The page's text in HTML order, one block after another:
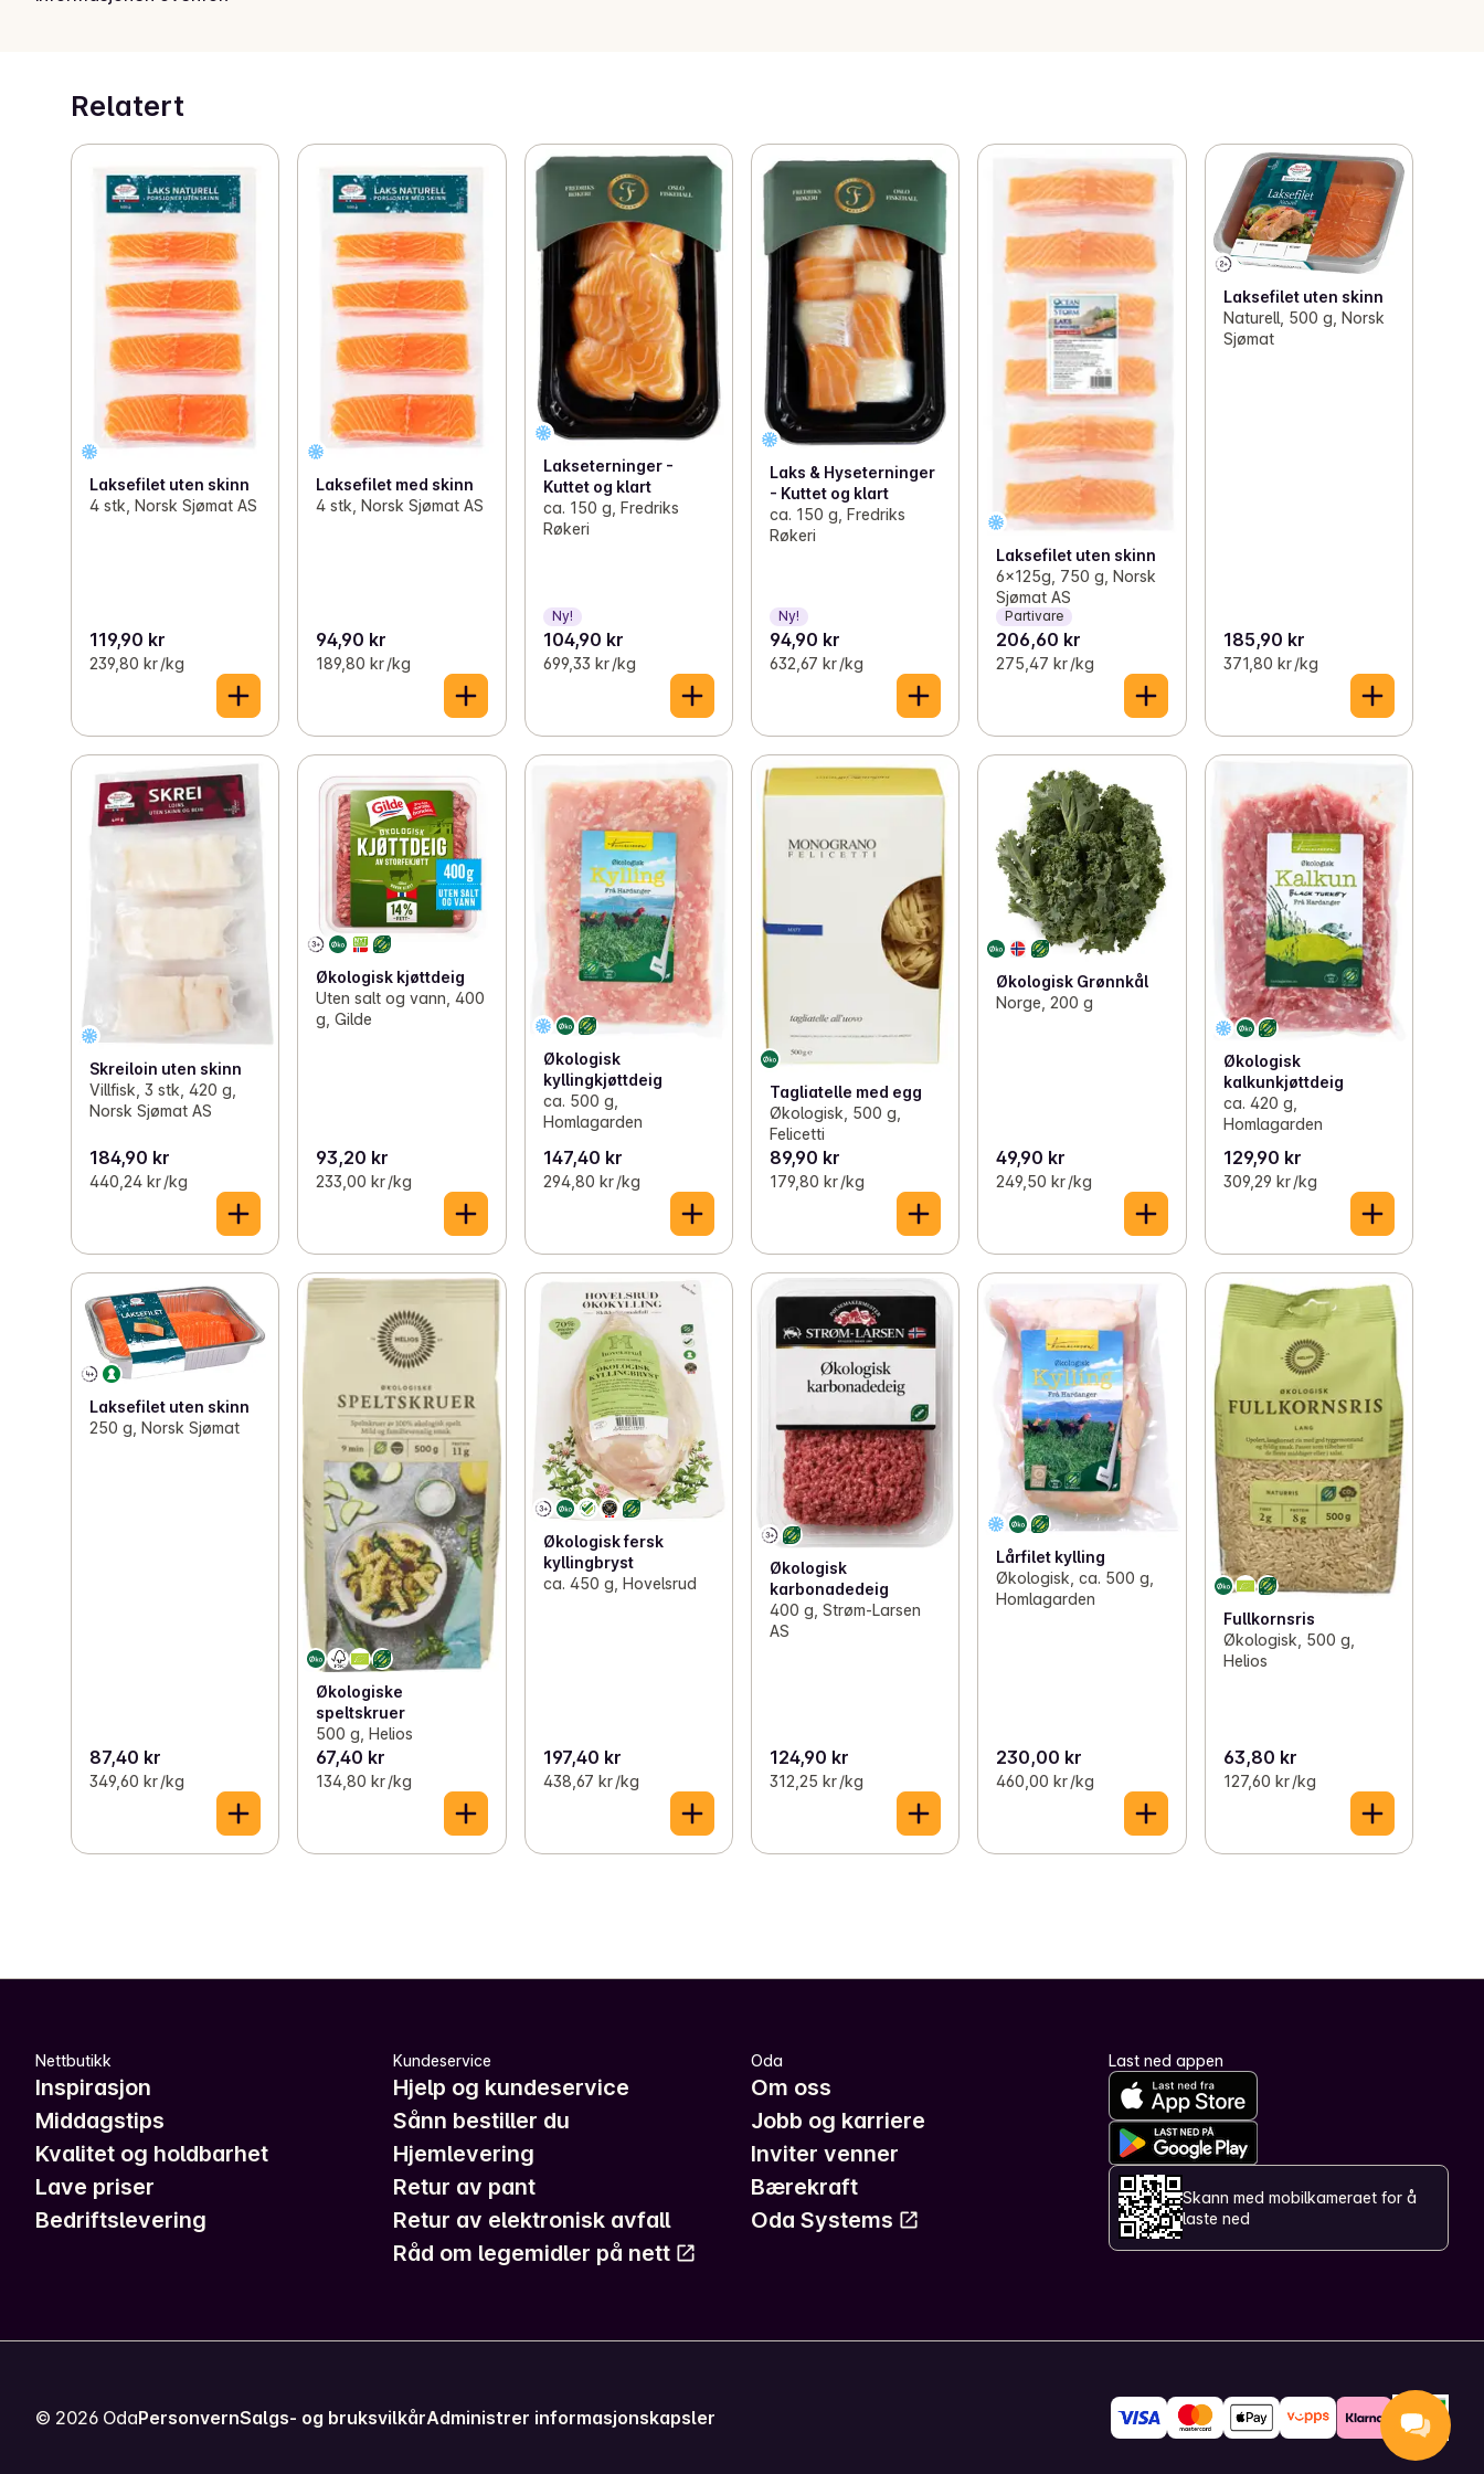
Relatert
Laksefilet uten skinn
4 stk, Norsk Sjømat AS
119,90 kr
239,80 kr /kg
Laksefilet med skinn
4 stk, Norsk Sjømat AS
94,90 kr
189,80 kr /kg
Lakseterninger -
Kuttet og klart
ca. 150 g, Fredriks
Røkeri
Ny!
104,90 kr
699,33 kr /kg
Laks & Hyseterninger
- Kuttet og klart
ca. 150 g, Fredriks
Røkeri
Ny!
94,90 kr
632,67 kr /kg
Laksefilet uten skinn
6x125g, 750 g, Norsk
Sjømat AS
Partivare
206,60 kr
275,47 kr /kg
Laksefilet uten skinn
Naturell, 500 g, Norsk
Sjømat
185,90 kr
371,80 kr /kg
Skreiloin uten skinn
Villfisk, 3 stk, 420 g,
Norsk Sjømat AS
184,90 kr
440,24 kr /kg
Økologisk kjøttdeig
Uten salt og vann, 400
g, Gilde
93,20 kr
233,00 kr /kg
Økologisk
kyllingkjøttdeig
ca. 500 g,
Homlagarden
147,40 kr
294,80 kr /kg
Tagliatelle med egg
Økologisk, 500 g,
Felicetti
89,90 kr
179,80 kr /kg
Økologisk Grønnkål
Norge, 200 g
49,90 kr
249,50 kr /kg
Økologisk
kalkunkjøttdeig
ca. 420 g,
Homlagarden
129,90 kr
309,29 kr /kg
Laksefilet uten skinn
250 g, Norsk Sjømat
87,40 kr
349,60 kr /kg
Økologiske
speltskruer
500 g, Helios
67,40 kr
134,80 kr /kg
Økologisk fersk
kyllingbryst
ca. 450 g, Hovelsrud
197,40 kr
438,67 kr /kg
Økologisk
karbonadedeig
400 g, Strøm-Larsen
AS
124,90 kr
312,25 kr /kg
Lårfilet kylling
Økologisk, ca. 500 g,
Homlagarden
230,00 kr
460,00 kr /kg
Fullkornsris
Økologisk, 500 g,
Helios
63,80 kr
127,60 kr /kg
Nettbutikk
Inspirasjon
Middagstips
Kvalitet og holdbarhet
Lave priser
Bedriftslevering
Kundeservice
Hjelp og kundeservice
Sånn bestiller du
Hjemlevering
Retur av pant
Retur av elektronisk avfall
Råd om legemidler på nett
Oda
Om oss
Jobb og karriere
Inviter venner
Bærekraft
Oda Systems
Last ned appen
Skann med mobilkameraet for å
laste ned
© 2026 OdaPersonvernSalgs- og bruksvilkårAdministrer informasjonskapsler